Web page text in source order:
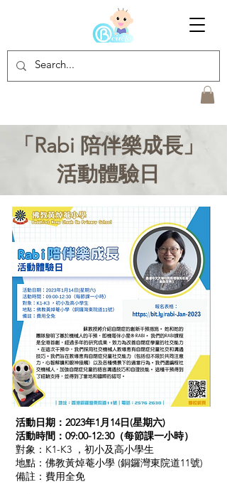
「Rabi 陪伴樂成長」
活動體驗日
活動日期：2023年1月14日(星期六)
活動時間：09:00-12:30（每節課一小時）
對象：K1-K3 ，初小及高小學生
地點：佛教黃焯菴小學 (銅鑼灣東院道11號)
備註：費用全免